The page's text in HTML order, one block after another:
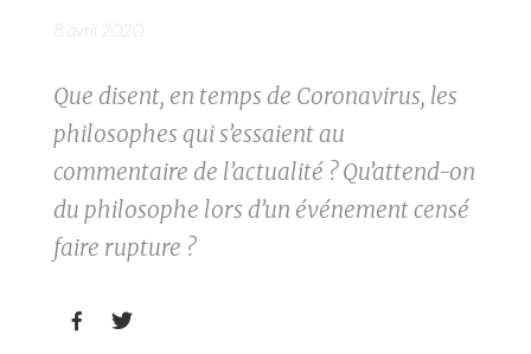
8 avril 2020
Que disent, en temps de Coronavirus, les
philosophes qui s’essaient au
commentaire de l’actualité ? Qu’attend-on
du philosophe lors d’un événement censé
faire rupture ?
 